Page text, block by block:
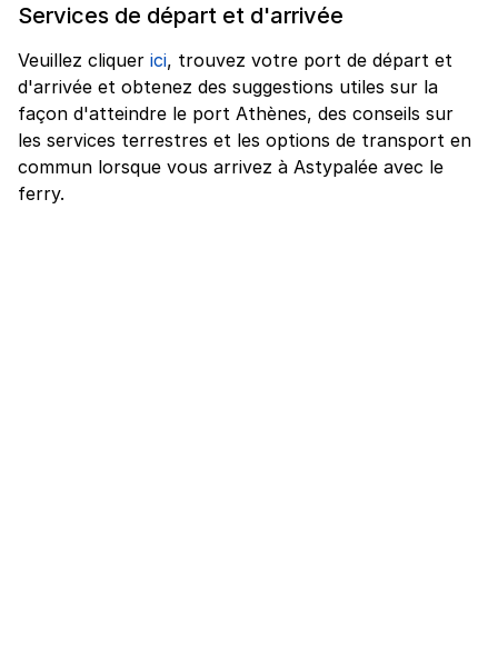
Services de départ et d'arrivée
Veuillez cliquer ici, trouvez votre port de départ et
d'arrivée et obtenez des suggestions utiles sur la
façon d'atteindre le port Athènes, des conseils sur
les services terrestres et les options de transport en
commun lorsque vous arrivez à Astypalée avec le
ferry.